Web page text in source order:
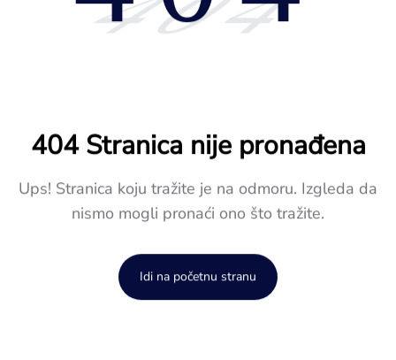
404 Stranica nije pronađena
Ups! Stranica koju tražite je na odmoru. Izgleda da
nismo mogli pronaći ono što tražite.
Idi na početnu stranu